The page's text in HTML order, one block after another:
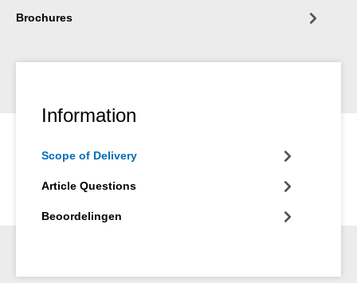
Brochures
Information
Scope of Delivery
Article Questions
Beoordelingen